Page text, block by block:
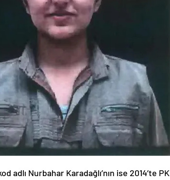
adlı Nurbahar Karadağlı’nın ise 2014’te